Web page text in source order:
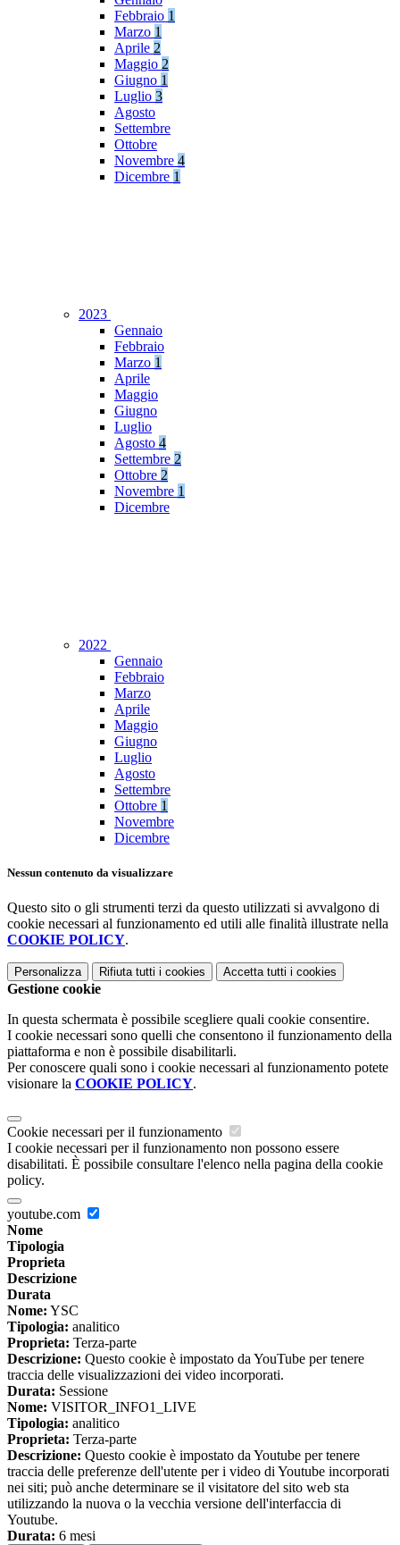
Febbraio 1
Marzo 1
Aprile 2
Maggio 2
Giugno 1
Luglio 3
Agosto
Settembre
Ottobre
Novembre 4
Dicembre 1
2023
Gennaio
Febbraio
Marzo 1
Aprile
Maggio
Giugno
Luglio
Agosto 4
Settembre 2
Ottobre 2
Novembre 1
Dicembre
2022
Gennaio
Febbraio
Marzo
Aprile
Maggio
Giugno
Luglio
Agosto
Settembre
Ottobre 1
Novembre
Dicembre
Nessun contenuto da visualizzare
Questo sito o gli strumenti terzi da questo utilizzati si avvalgono di
cookie necessari al funzionamento ed utili alle finalità illustrate nella
COOKIE POLICY.
Personalizza Rifiuta tutti i cookies Accetta tutti i cookies
Gestione cookie
In questa schermata è possibile scegliere quali cookie consentire.
I cookie necessari sono quelli che consentono il funzionamento della
piattaforma e non è possibile disabilitarli.
Per conoscere quali sono i cookie necessari al funzionamento potete
visionare la COOKIE POLICY.
Cookie necessari per il funzionamento
I cookie necessari per il funzionamento non possono essere
disabilitati. È possibile consultare l'elenco nella pagina della cookie
policy.
youtube.com
Nome
Tipologia
Proprieta
Descrizione
Durata
Nome: YSC
Tipologia: analitico
Proprieta: Terza-parte
Descrizione: Questo cookie è impostato da YouTube per tenere
traccia delle visualizzazioni dei video incorporati.
Durata: Sessione
Nome: VISITOR_INFO1_LIVE
Tipologia: analitico
Proprieta: Terza-parte
Descrizione: Questo cookie è impostato da Youtube per tenere
traccia delle preferenze dell'utente per i video di Youtube incorporati
nei siti; può anche determinare se il visitatore del sito web sta
utilizzando la nuova o la vecchia versione dell'interfaccia di
Youtube.
Durata: 6 mesi